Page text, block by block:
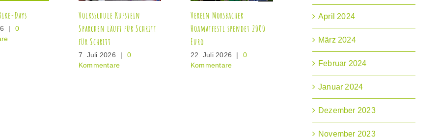
Morsbacher
spendet 2000
Kitz-Bike-Days & Harley-
Davidson-Kitzbühel
12. Juli 2026
Kommentare
Sommer-Intensiv-Therapie
7. Juli 2026 |
Kitzbühel-Bike-Days
7. Juli 2026 | 0
Kommentare
April 2024
März 2024
Februar 2024
Januar 2024
Dezember 2023
November 2023